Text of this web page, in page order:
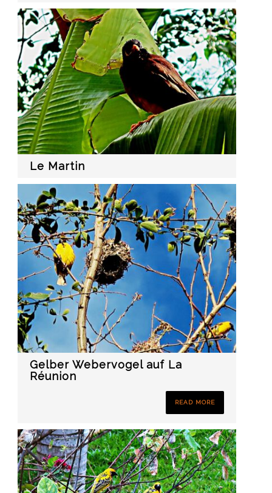
Le Martin
Gelber Webervogel auf La
Réunion
READ MORE